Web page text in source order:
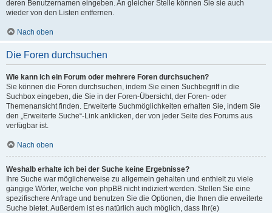
deren Benutzernamen eingeben. An gleicher Stelle können Sie sie auch
wieder von den Listen entfernen.
Nach oben
Die Foren durchsuchen
Wie kann ich ein Forum oder mehrere Foren durchsuchen?
Sie können die Foren durchsuchen, indem Sie einen Suchbegriff in die
Suchbox eingeben, die Sie in der Foren-Übersicht, der Foren- oder
Themenansicht finden. Erweiterte Suchmöglichkeiten erhalten Sie, indem Sie
den „Erweiterte Suche“-Link anklicken, der von jeder Seite des Forums aus
verfügbar ist.
Nach oben
Weshalb erhalte ich bei der Suche keine Ergebnisse?
Ihre Suche war möglicherweise zu allgemein gehalten und enthielt zu viele
gängige Wörter, welche von phpBB nicht indiziert werden. Stellen Sie eine
spezifischere Anfrage und benutzen Sie die Optionen, die Ihnen die erweiterte
Suche bietet. Außerdem ist es natürlich auch möglich, dass Ihr(e)